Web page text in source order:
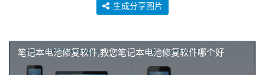
生成分享图片
笔记本电池修复软件,教您笔记本电池修复软件哪个好